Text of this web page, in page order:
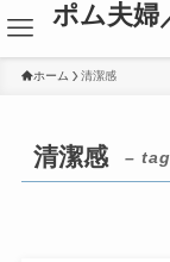
ポム夫婦
ホーム 清潔感
清潔感 –